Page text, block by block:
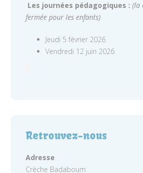
Les journées pédagogiques : (la
fermée pour les enfants)
Jeudi 5 février 2026
Vendredi 12 juin 2026
Retrouvez-nous
Adresse
Crèche Badaboum